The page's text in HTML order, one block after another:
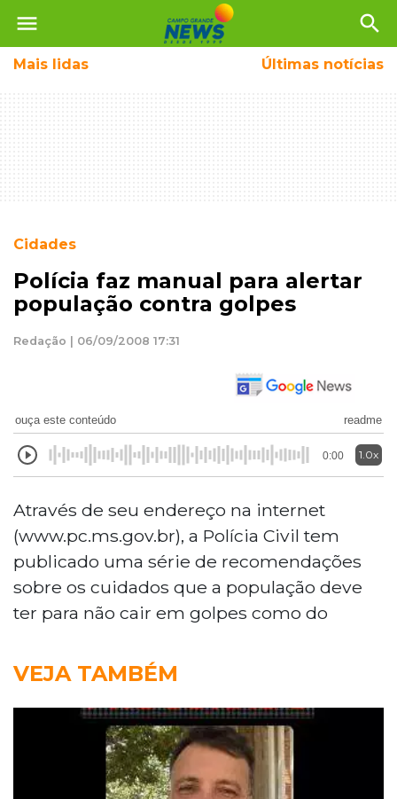
menu search
Mais lidas Últimas notícias
Cidades
Polícia faz manual para alertar
população contra golpes
Redação | 06/09/2008 17:31
ouça este conteúdo readme
0:00 1.0x
Através de seu endereço na internet
(www.pc.ms.gov.br), a Polícia Civil tem
publicado uma série de recomendações
sobre os cuidados que a população deve
ter para não cair em golpes como do
VEJA TAMBÉM